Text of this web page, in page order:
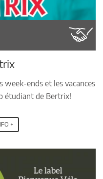
week-ends et les vacances
étudiant de Bertrix!
+